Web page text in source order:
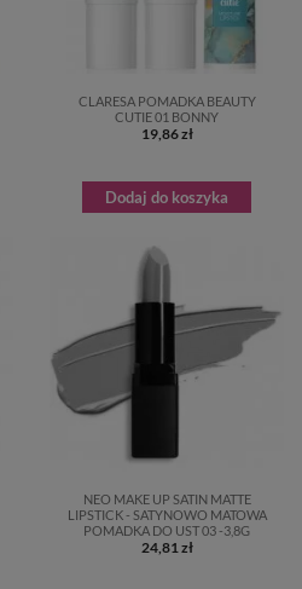
CLARESA POMADKA BEAUTY
CUTIE 01 BONNY
19,86 zł
Dodaj do koszyka
NEO MAKE UP SATIN MATTE
LIPSTICK - SATYNOWO MATOWA
POMADKA DO UST 03 -3,8G
24,81 zł